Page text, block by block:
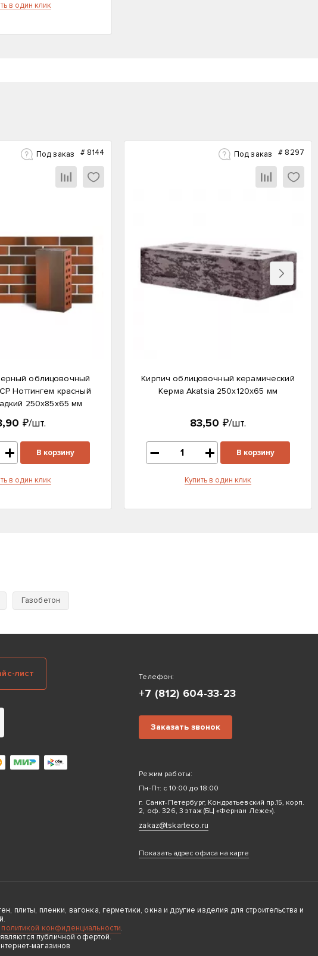
в один клик
Под заказ # 8144
облицовочный
Ноттингем красный
250х85х65 мм
₽/шт.
В корзину
в один клик
Под заказ # 8297
Кирпич облицовочный керамический
Керма Akatsia 250х120х65 мм
83,50 ₽/шт.
В корзину
Купить в один клик
Вперед
Газобетон
лист Телефон:
+7 (812) 604-33-23
Заказать звонок
Режим работы:
Пн-Пт: с 10:00 до 18:00
г. Санкт-Петербург, Кондратьевский пр.15, корп.
2, оф. 326, 3 этаж (БЦ «Фернан Леже»).
zakaz@tskarteco.ru
Показать адрес офиса на карте
пленки, вагонка, герметики, окна и другие изделия для строительства и
политикой конфиденциальности.
публичной офертой.
магазинов